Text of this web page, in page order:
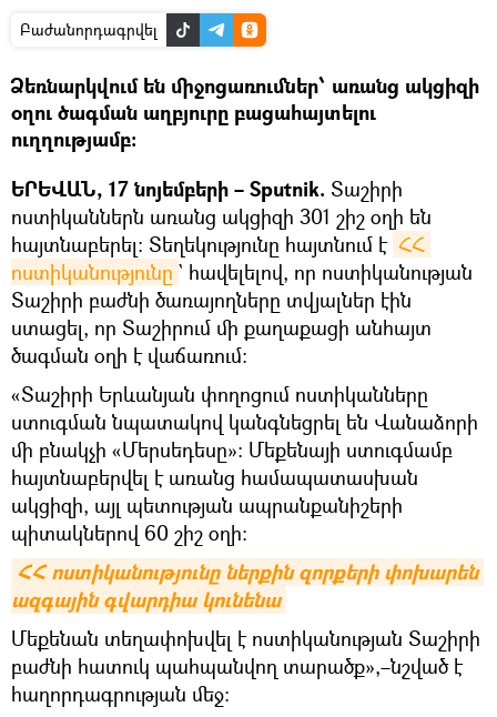
Բաժանորդագրվել
Ձեռնարկվում են միջոցառումներ՝ առանց ակցիզի
օղու ծագման աղբյուրը բացահայտելու
ուղղությամբ։
ԵՐԵՎԱՆ, 17 նոյեմբերի – Sputnik. Տաշիրի
ոստիկաններն առանց ակցիզի 301 շիշ օղի են
հայտնաբերել։ Տեղեկությունը հայտնում է ՀՀ
ոստիկանությունը ` հավելելով, որ ոստիկանության
Տաշիրի բաժնի ծառայողները տվյալներ էին
ստացել, որ Տաշիրում մի քաղաքացի անհայտ
ծագման օղի է վաճառում։
«Տաշիրի Երևանյան փողոցում ոստիկանները
ստուգման նպատակով կանգնեցրել են Վանաձորի
մի բնակչի «Մերսեդեսը»։ Մեքենայի ստուգմամբ
հայտնաբերվել է առանց համապատասխան
ակցիզի, այլ պետության ապրանքանիշերի
պիտակներով 60 շիշ օղի։
ՀՀ ոստիկանությունը ներքին զորքերի փոխարեն
ազգային գվարդիա կունենա
Մեքենան տեղափոխվել է ոստիկանության Տաշիրի
բաժնի հատուկ պահպանվող տարածք»,–նշված է
հաղորդագրության մեջ։